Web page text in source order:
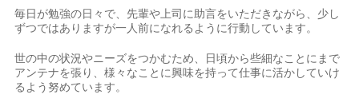
毎日が勉強の日々で、先輩や上司に助言をいただきながら、少し
ずつではありますが一人前になれるように行動しています。
世の中の状況やニーズをつかむため、日頃から些細なことにまで
アンテナを張り、様々なことに興味を持って仕事に活かしていけ
るよう努めています。